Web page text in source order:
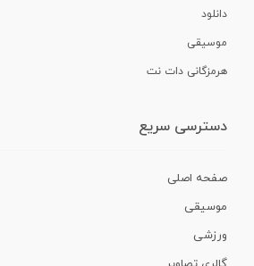
دانلود
موسیقی
هرمزگانی دات نت
دسترسی سریع
صفحه اصلی
موسیقی
ورزشی